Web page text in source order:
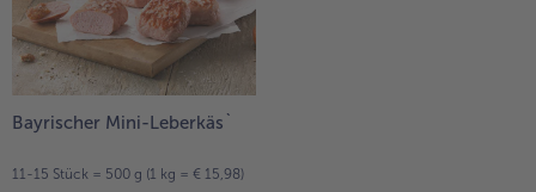
Bayrischer Mini-Leberkäs`
11-15 Stück = 500 g (1 kg = € 15,98)